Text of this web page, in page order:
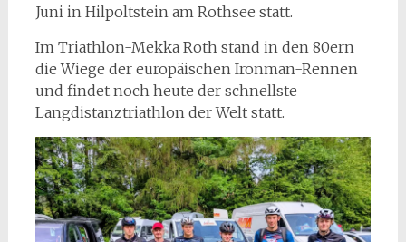
Juni in Hilpoltstein am Rothsee statt.
Im Triathlon-Mekka Roth stand in den 80ern
die Wiege der europäischen Ironman-Rennen
und findet noch heute der schnellste
Langdistanztriathlon der Welt statt.